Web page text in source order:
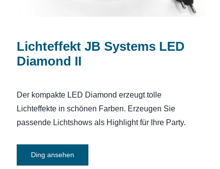
Lichteffekt JB Systems LED
Diamond II
Der kompakte LED Diamond erzeugt tolle
Lichteffekte in schönen Farben. Erzeugen Sie
passende Lichtshows als Highlight für Ihre Party.
Ding ansehen